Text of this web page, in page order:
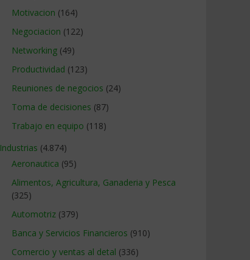
Motivacion (164)
Negociacion (122)
Networking (49)
Productividad (123)
Reuniones de negocios (24)
Toma de decisiones (87)
Trabajo en equipo (118)
Industrias (4.874)
Aeronautica (95)
Alimentos, Agricultura, Ganaderia y Pesca
(325)
Automotriz (379)
Banca y Servicios Financieros (910)
Comercio y ventas al detal (336)